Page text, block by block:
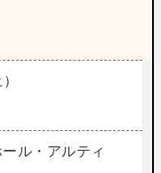
ル・アルティ